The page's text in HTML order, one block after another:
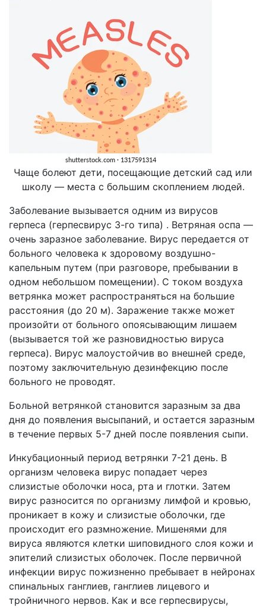
Чаще болеют дети, посещающие детский сад или
школу — места с большим скоплением людей.
Заболевание вызывается одним из вирусов
герпеса (герпесвирус 3-го типа) . Ветряная оспа —
очень заразное заболевание. Вирус передается от
больного человека к здоровому воздушно-
капельным путем (при разговоре, пребывании в
одном небольшом помещении). С током воздуха
ветрянка может распространяться на большие
расстояния (до 20 м). Заражение также может
произойти от больного опоясывающим лишаем
(вызывается той же разновидностью вируса
герпеса). Вирус малоустойчив во внешней среде,
поэтому заключительную дезинфекцию после
больного не проводят.
Больной ветрянкой становится заразным за два
дня до появления высыпаний, и остается заразным
в течение первых 5-7 дней после появления сыпи.
Инкубационный период ветрянки 7-21 день. В
организм человека вирус попадает через
слизистые оболочки носа, рта и глотки. Затем
вирус разносится по организму лимфой и кровью,
проникает в кожу и слизистые оболочки, где
происходит его размножение. Мишенями для
вируса являются клетки шиповидного слоя кожи и
эпителий слизистых оболочек. После первичной
инфекции вирус пожизненно пребывает в нейронах
спинальных ганглиев, ганглиев лицевого и
тройничного нервов. Как и все герпесвирусы,